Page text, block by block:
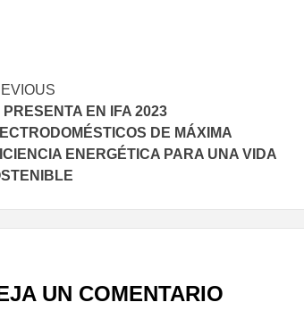
PRESENTA EN IFA 2023
DE MÁXIMA
ENERGÉTICA PARA UNA VIDA
UN COMENTARIO